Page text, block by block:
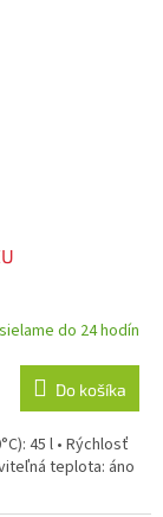
do 24 hodín
Do košíka
45 l • Rýchlosť
teplota: áno